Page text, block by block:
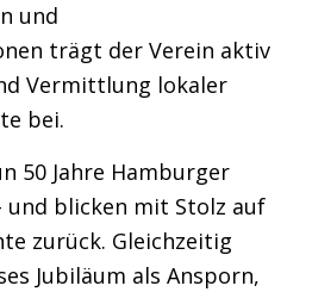
und
trägt der Verein aktiv
Vermittlung lokaler
bei.
50 Jahre Hamburger
und blicken mit Stolz auf
zurück. Gleichzeitig
Jubiläum als Ansporn,